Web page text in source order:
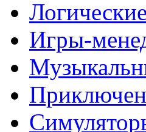
Игры-